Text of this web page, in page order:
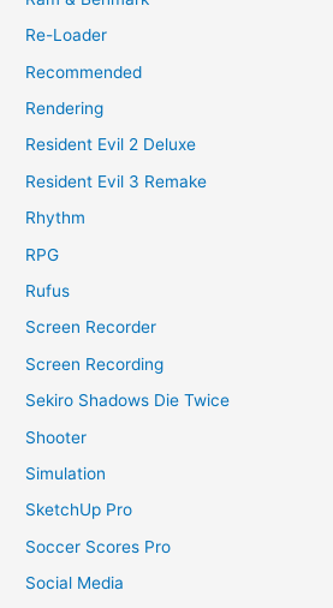
Re-Loader
Recommended
Rendering
Resident Evil 2 Deluxe
Resident Evil 3 Remake
Rhythm
RPG
Rufus
Screen Recorder
Screen Recording
Sekiro Shadows Die Twice
Shooter
Simulation
SketchUp Pro
Soccer Scores Pro
Social Media